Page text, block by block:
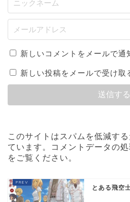
新しいコメントをメールで通
新しい投稿をメールで受け取
このサイトはスパムを低減す
ています。
コメントデータの
をご覧ください 。
とある飛空